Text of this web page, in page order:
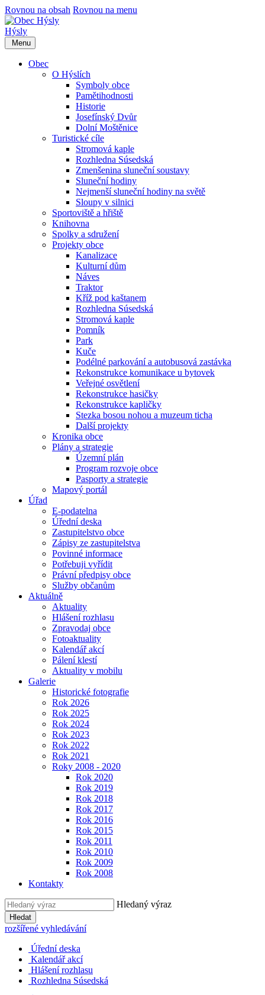
Rovnou na obsah Rovnou na menu
Hýsly
Menu
Obec
O Hýslích
Symboly obce
Pamětihodnosti
Historie
Josefínský Dvůr
Dolní Moštěnice
Turistické cíle
Stromová kaple
Rozhledna Súsedská
Zmenšenina sluneční soustavy
Sluneční hodiny
Nejmenší sluneční hodiny na světě
Sloupy v silnici
Sportoviště a hřiště
Knihovna
Spolky a sdružení
Projekty obce
Kanalizace
Kulturní dům
Náves
Traktor
Kříž pod kaštanem
Rozhledna Súsedská
Stromová kaple
Pomník
Park
Kuče
Podélné parkování a autobusová zastávka
Rekonstrukce komunikace u bytovek
Veřejné osvětlení
Rekonstrukce hasičky
Rekonstrukce kapličky
Stezka bosou nohou a muzeum ticha
Další projekty
Kronika obce
Plány a strategie
Územní plán
Program rozvoje obce
Pasporty a strategie
Mapový portál
Úřad
E-podatelna
Úřední deska
Zastupitelstvo obce
Zápisy ze zastupitelstva
Povinné informace
Potřebuji vyřídit
Právní předpisy obce
Služby občanům
Aktuálně
Aktuality
Hlášení rozhlasu
Zpravodaj obce
Fotoaktuality
Kalendář akcí
Pálení klestí
Aktuality v mobilu
Galerie
Historické fotografie
Rok 2026
Rok 2025
Rok 2024
Rok 2023
Rok 2022
Rok 2021
Roky 2008 - 2020
Rok 2020
Rok 2019
Rok 2018
Rok 2017
Rok 2016
Rok 2015
Rok 2011
Rok 2010
Rok 2009
Rok 2008
Kontakty
Hledaný výraz
Hledat
rozšířené vyhledávání
Úřední deska
Kalendář akcí
Hlášení rozhlasu
Rozhledna Súsedská